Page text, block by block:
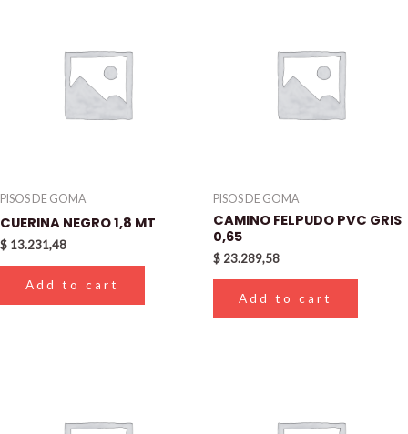
PISOS DE GOMA
CUERINA NEGRO 1,8 MT
$ 13.231,48
Add to cart
PISOS DE GOMA
CAMINO FELPUDO PVC GRIS
0,65
$ 23.289,58
Add to cart